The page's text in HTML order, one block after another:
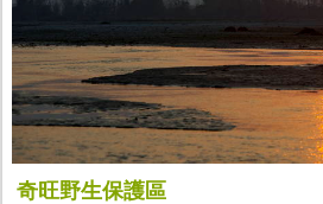
奇旺野生保護區